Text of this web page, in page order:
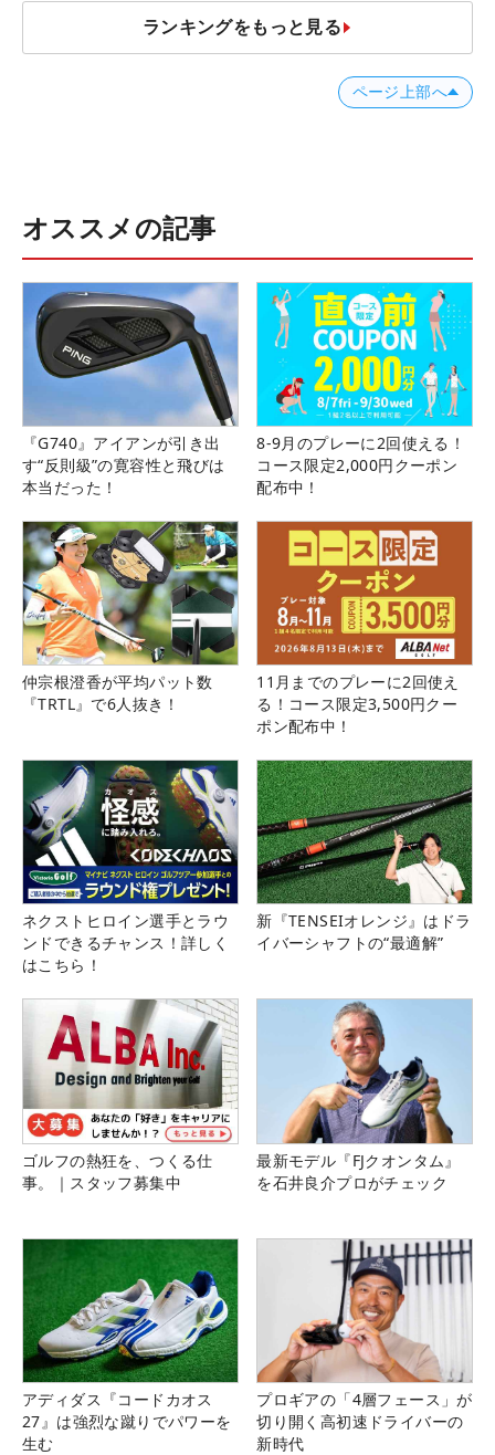
ランキングをもっと見る
ページ上部へ
オススメの記事
『G740』アイアンが引き出
す“反則級”の寛容性と飛びは
本当だった！
8-9月のプレーに2回使える！
コース限定2,000円クーポン
配布中！
仲宗根澄香が平均パット数
『TRTL』で6人抜き！
11月までのプレーに2回使え
る！コース限定3,500円クー
ポン配布中！
ネクストヒロイン選手とラウ
ンドできるチャンス！詳しく
はこちら！
新『TENSEIオレンジ』はドラ
イバーシャフトの“最適解”
ゴルフの熱狂を、つくる仕
事。｜スタッフ募集中
最新モデル『FJクオンタム』
を石井良介プロがチェック
アディダス『コードカオス
27』は強烈な蹴りでパワーを
生む
プロギアの「4層フェース」が
切り開く高初速ドライバーの
新時代